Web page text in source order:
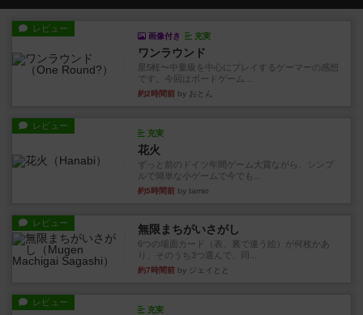
レビュー
画像付き 充実
ワンラウンド
星5軽〜中量級を中心にプレイするゲーマーの感想
です。今回はボードゲーム...
約2時間前 by おとん
レビュー
充実
花火
ずっと前のドイツ年間ゲーム大賞ながら、シンプ
ルで簡単な小ゲームで今でも...
約5時間前 by tamio
レビュー 無限まちがいさがし
6つの場面カード（表、裏で違う絵）が何枚かあ
り、そのうち3つ選んで、同...
約7時間前 by ジェイとと
レビュー
充実